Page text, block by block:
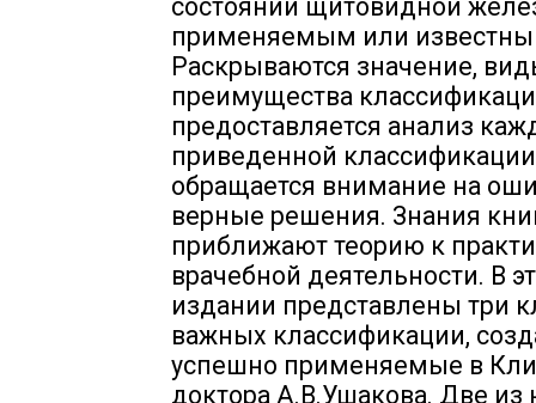
состояний щитовидной
применяемым или
Раскрываются значение,
преимущества
предоставляется анализ
приведенной
обращается внимание на
верные решения. Знания
приближают теорию к
врачебной деятельности. В
издании представлены три
важных классификации,
успешно применяемые в
доктора А.В.Ушакова. Две из